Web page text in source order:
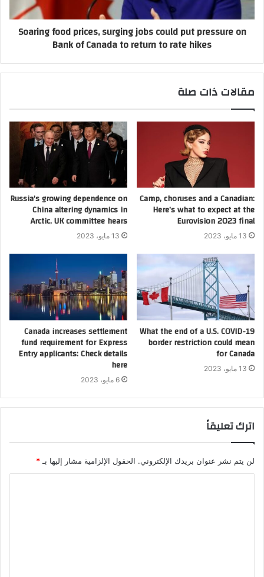
Soaring food prices, surging jobs could put pressure on
Bank of Canada to return to rate hikes
مقالات ذات صلة
Camp, choruses and a Canadian:
Here’s what to expect at the
Eurovision 2023 final
13 مايو، 2023
Russia’s growing dependence on
China altering dynamics in
Arctic, UK committee hears
13 مايو، 2023
What the end of a U.S. COVID-19
border restriction could mean
for Canada
13 مايو، 2023
Canada increases settlement
fund requirement for Express
Entry applicants: Check details
here
6 مايو، 2023
اترك تعليقاً
لن يتم نشر عنوان بريدك الإلكتروني. الحقول الإلزامية مشار إليها بـ*